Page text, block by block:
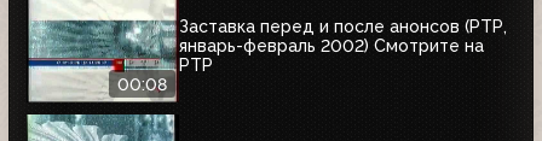
00:08
Заставка перед и после анонсов (РТР,
январь-февраль 2002) Смотрите на
РТР